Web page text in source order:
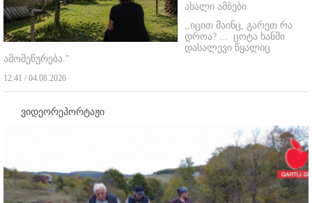
ახალი ამბები
,,იცით მაინც, გარეთ რა
დროა? ... ცოტა ხანში
დასალევი წყალიც
ამომეწურება."
12:41 / 04.08.2026
ვიდეორეპორტაჟი